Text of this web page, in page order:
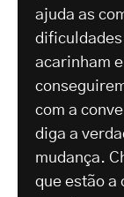
ajuda as
dificuldades
acarinham
com a
diga a
mudança.
que estão a